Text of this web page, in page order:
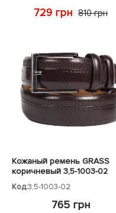
729 грн 810 грн
Кожаный ремень GRASS
коричневый 3,5-1003-02
Код:3,5-1003-02
765 грн